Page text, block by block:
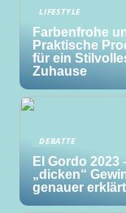
LIFESTYLE
Farbenfrohe
Praktische
für ein
Zuhause
DEBATTE
El Gordo 2023
„dicken“
genauer erklärt